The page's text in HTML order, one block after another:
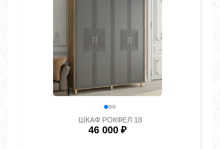
ШКАФ РОКФЕЛ 18
46 000 ₽